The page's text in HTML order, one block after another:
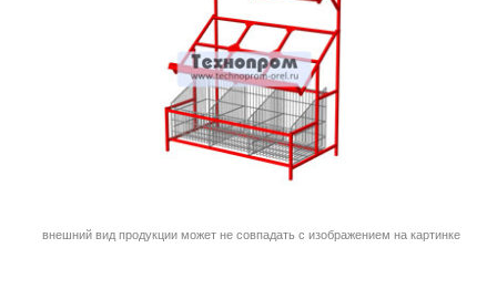
внешний вид продукции может не совпадать с изображением на картинке